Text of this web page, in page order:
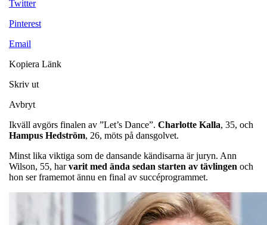
Twitter
Pinterest
Email
Kopiera Länk
Skriv ut
Avbryt
Ikväll avgörs finalen av ”Let’s Dance”. Charlotte Kalla, 35, och
Hampus Hedström, 26, möts på dansgolvet.
Minst lika viktiga som de dansande kändisarna är juryn. Ann
Wilson, 55, harvarit med ända sedan starten av tävlingen och
hon ser framemot ännu en final av succéprogrammet.